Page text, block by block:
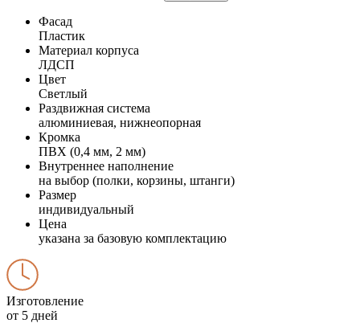
Фасад
Пластик
Материал корпуса
ЛДСП
Цвет
Светлый
Раздвижная система
алюминиевая, нижнеопорная
Кромка
ПВХ (0,4 мм, 2 мм)
Внутреннее наполнение
на выбор (полки, корзины, штанги)
Размер
индивидуальный
Цена
указана за базовую комплектацию
Изготовление
от 5 дней